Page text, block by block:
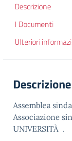
Descrizione
I Documenti
Ulteriori
Descrizione
Assemblea
Associazione
UNIVERSITÀ .